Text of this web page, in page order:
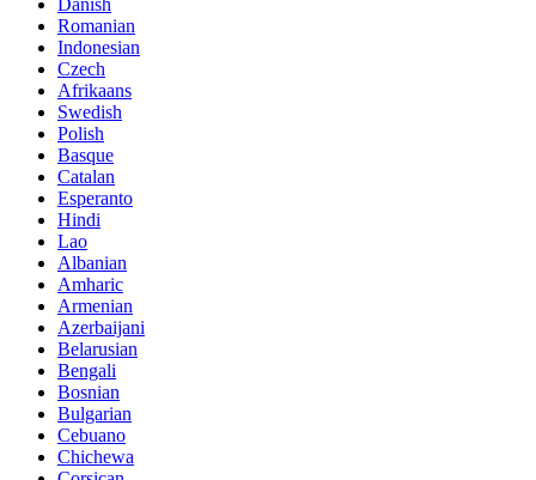
Romanian
Indonesian
Czech
Afrikaans
Swedish
Polish
Basque
Catalan
Esperanto
Hindi
Lao
Albanian
Amharic
Armenian
Azerbaijani
Belarusian
Bengali
Bosnian
Bulgarian
Cebuano
Chichewa